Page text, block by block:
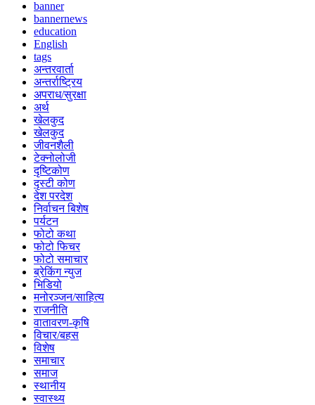
banner
bannernews
education
English
tags
अन्तरवार्ता
अन्तर्राष्ट्रिय
अपराध/सुरक्षा
अर्थ
खेलकुद
खेलकुद
जीवनशैली
टेक्नोलोजी
दृष्टिकोण
दृस्टी कोण
देश परदेश
निर्वाचन बिशेष
पर्यटन
फोटो कथा
फोटो फिचर
फोटो समाचार
ब्रेकिंग न्युज
भिडियो
मनोरञ्जन/साहित्य
राजनीति
वातावरण-कृषि
विचार/बहस
विशेष
समाचार
समाज
स्थानीय
स्वास्थ्य